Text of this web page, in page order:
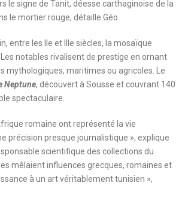
le signe de Tanit, déesse carthaginoise de la
le mortier rouge, détaille Géo.
entre les IIe et IIIe siècles, la mosaïque
notables rivalisent de prestige en ornant
mythologiques, maritimes ou agricoles. Le
Neptune, découvert à Sousse et couvrant 140
spectaculaire.
romaine ont représenté la vie
précision presque journalistique », explique
scientifique des collections du
mêlaient influences grecques, romaines et
à un art véritablement tunisien »,